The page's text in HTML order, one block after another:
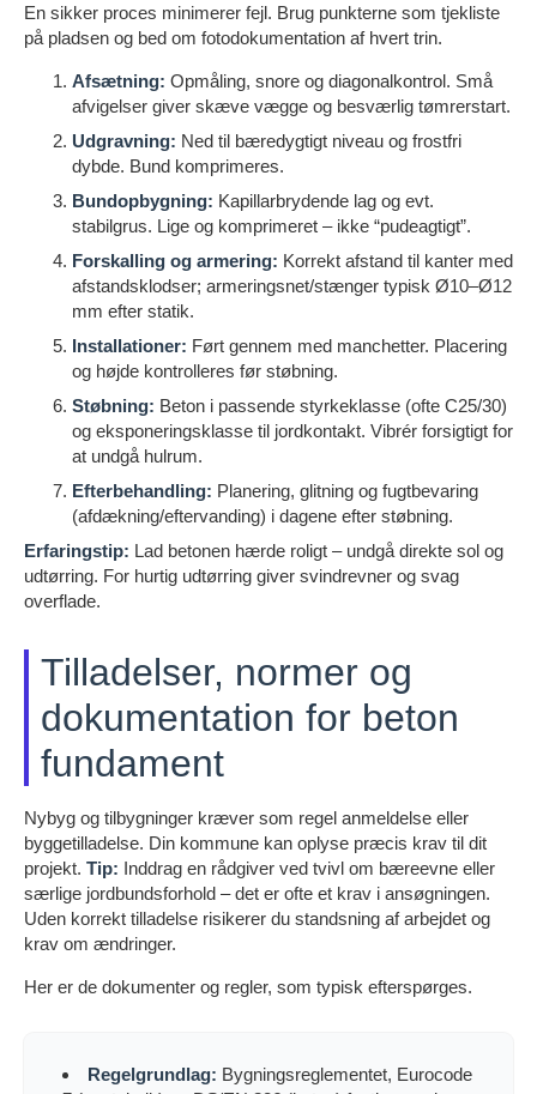
En sikker proces minimerer fejl. Brug punkterne som tjekliste
på pladsen og bed om fotodokumentation af hvert trin.
Afsætning: Opmåling, snore og diagonalkontrol. Små
afvigelser giver skæve vægge og besværlig tømrerstart.
Udgravning: Ned til bæredygtigt niveau og frostfri
dybde. Bund komprimeres.
Bundopbygning: Kapillarbrydende lag og evt.
stabilgrus. Lige og komprimeret – ikke “pudeagtigt”.
Forskalling og armering: Korrekt afstand til kanter med
afstandsklodser; armeringsnet/stænger typisk Ø10–Ø12
mm efter statik.
Installationer: Ført gennem med manchetter. Placering
og højde kontrolleres før støbning.
Støbning: Beton i passende styrkeklasse (ofte C25/30)
og eksponeringsklasse til jordkontakt. Vibrér forsigtigt for
at undgå hulrum.
Efterbehandling: Planering, glitning og fugtbevaring
(afdækning/eftervanding) i dagene efter støbning.
Erfaringstip: Lad betonen hærde roligt – undgå direkte sol og
udtørring. For hurtig udtørring giver svindrevner og svag
overflade.
Tilladelser, normer og
dokumentation for beton
fundament
Nybyg og tilbygninger kræver som regel anmeldelse eller
byggetilladelse. Din kommune kan oplyse præcis krav til dit
projekt. Tip: Inddrag en rådgiver ved tvivl om bæreevne eller
særlige jordbundsforhold – det er ofte et krav i ansøgningen.
Uden korrekt tilladelse risikerer du standsning af arbejdet og
krav om ændringer.
Her er de dokumenter og regler, som typisk efterspørges.
Regelgrundlag: Bygningsreglementet, Eurocode